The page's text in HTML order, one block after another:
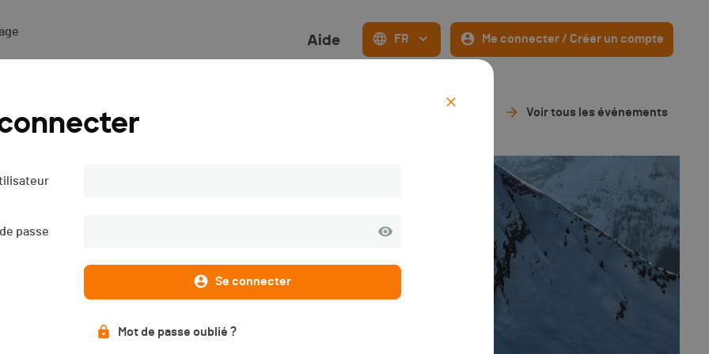
passe
Se connecter
Mot de passe oublié ?
Aide FR Me connecter / Créer un compte
YC - 2024 Voir tous les événements